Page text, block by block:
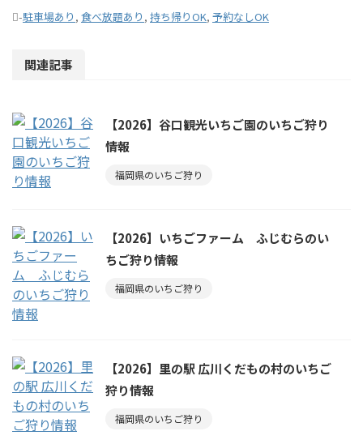
-駐車場あり , 食べ放題あり , 持ち帰りOK, 予約なしOK
関連記事
【2026】谷口観光いちご園のいちご狩り
情報
福岡県のいちご狩り
【2026】いちごファーム ふじむらのい
ちご狩り情報
福岡県のいちご狩り
【2026】里の駅 広川くだもの村のいちご
狩り情報
福岡県のいちご狩り